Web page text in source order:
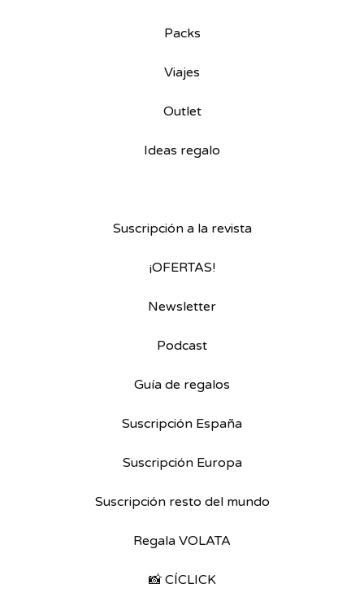
Packs
Viajes
Outlet
Ideas regalo
Suscripción a la revista
¡OFERTAS!
Newsletter
Podcast
Guía de regalos
Suscripción España
Suscripción Europa
Suscripción resto del mundo
Regala VOLATA
📸 CÍCLICK